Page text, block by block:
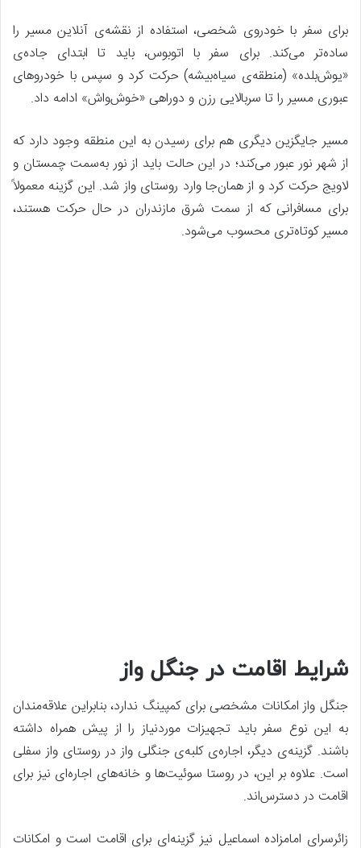
برای سفر با خودروی شخصی، استفاده از نقشه‌ی آنلاین مسیر را
ساده‌تر می‌کند. برای سفر با اتوبوس، باید تا ابتدای جاده‌ی
«یوش‌بلده» (منطقه‌ی سیاه‌بیشه) حرکت کرد و سپس با خودروهای
عبوری مسیر را تا سربالایی رزن و دوراهی «خوش‌واش» ادامه داد.
مسیر جایگزین دیگری هم برای رسیدن به این منطقه وجود دارد که
از شهر نور عبور می‌کند؛ در این حالت باید از نور به‌سمت چمستان و
لاویج حرکت کرد و از همان‌جا وارد روستای واز شد. این گزینه معمولاً
برای مسافرانی که از سمت شرق مازندران در حال حرکت هستند،
مسیر کوتاه‌تری محسوب می‌شود.
شرایط اقامت در جنگل واز
جنگل واز امکانات مشخصی برای کمپینگ ندارد، بنابراین علاقه‌مندان
به این نوع سفر باید تجهیزات موردنیاز را از پیش همراه داشته
باشند. گزینه‌ی دیگر، اجاره‌ی کلبه‌ی جنگلی واز در روستای واز سفلی
است. علاوه بر این، در روستا سوئیت‌ها و خانه‌های اجاره‌ای نیز برای
اقامت در دسترس‌اند.
زائرسرای امامزاده اسماعیل نیز گزینه‌ای برای اقامت است و امکانات